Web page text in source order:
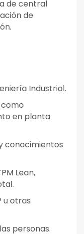
de central
de
Industrial.
como
en planta
conocimientos
Lean,
u otras
personas.